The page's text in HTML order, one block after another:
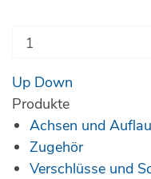
Up Down
Produkte
Achsen und
Zugehör
Verschlüsse und